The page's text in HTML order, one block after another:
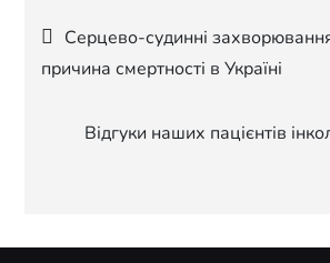
Навігація
записів
Серцево-судинні
причина смертності в Україні
Відгуки наших пацієнтів